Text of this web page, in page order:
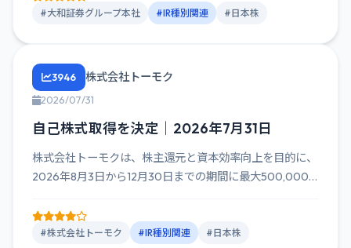
#大和証券グループ本社 #IR種別関連 #日本株
3946 株式会社トーモク
2026/07/31
自己株式取得を決定｜2026年7月31日
株式会社トーモクは、株主還元と資本効率向上を目的に、
2026年8月3日から12月30日までの期間に最大500,000
#株式会社トーモク #IR種別関連 #日本株